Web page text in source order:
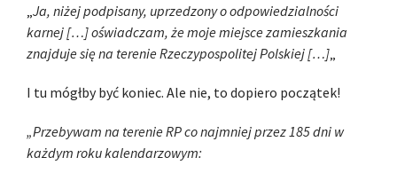
Ja, niżej podpisany, uprzedzony o odpowiedzialności
karnej […] oświadczam, że moje miejsce zamieszkania
znajduje się na terenie Rzeczypospolitej Polskiej […]
I tu mógłby być koniec. Ale nie, to dopiero początek!
„Przebywam na terenie RP co najmniej przez 185 dni w
każdym roku kalendarzowym: